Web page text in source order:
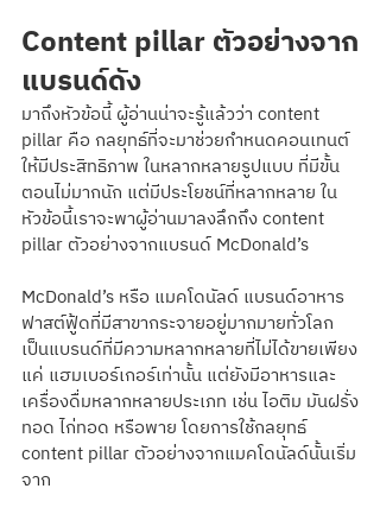
Content pillar ตัวอย่างจาก
แบรนด์ดัง
มาถึงหัวข้อนี้ ผู้อ่านน่าจะรู้แล้วว่า content
pillar คือ กลยุทธ์ที่จะมาช่วยกำหนดคอนเทนต์
ให้มีประสิทธิภาพ ในหลากหลายรูปแบบ ที่มีขั้น
ตอนไม่มากนัก แต่มีประโยชน์ที่หลากหลาย ใน
หัวข้อนี้เราจะพาผู้อ่านมาลงลึกถึง content
pillar ตัวอย่างจากแบรนด์ McDonald’s
McDonald’s หรือ แมคโดนัลด์ แบรนด์อาหาร
ฟาสต์ฟู้ดที่มีสาขากระจายอยู่มากมายทั่วโลก
เป็นแบรนด์ที่มีความหลากหลายที่ไม่ได้ขายเพียง
แค่ แฮมเบอร์เกอร์เท่านั้น แต่ยังมีอาหารและ
เครื่องดื่มหลากหลายประเภท เช่น ไอติม มันฝรั่ง
ทอด ไก่ทอด หรือพาย โดยการใช้กลยุทธ์
content pillar ตัวอย่างจากแมคโดนัลด์นั้นเริ่ม
จาก